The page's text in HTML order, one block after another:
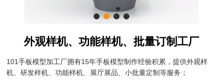
外观样机、功能样机、批量订制工厂
101手板模型加工厂拥有15年手板模型制作经验积累，提供外观样
机、研发样机、功能样机、展厅展品、小批量定制等服务；